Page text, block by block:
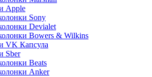
Apple
Sony
Devialet
Bowers & Wilkins
VK Капсула
Sber
Beats
Anker